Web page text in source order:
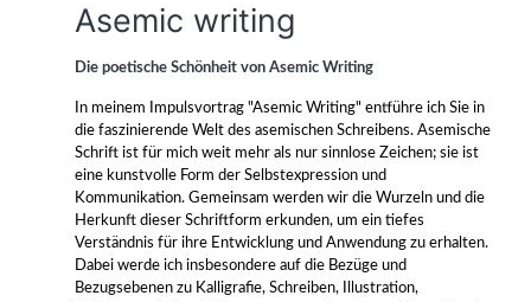
Asemic writing
Die poetische Schönheit von Asemic Writing
In meinem Impulsvortrag "Asemic Writing" entführe ich Sie in
die faszinierende Welt des asemischen Schreibens. Asemische
Schrift ist für mich weit mehr als nur sinnlose Zeichen; sie ist
eine kunstvolle Form der Selbstexpression und
Kommunikation. Gemeinsam werden wir die Wurzeln und die
Herkunft dieser Schriftform erkunden, um ein tiefes
Verständnis für ihre Entwicklung und Anwendung zu erhalten.
Dabei werde ich insbesondere auf die Bezüge und
Bezugsebenen zu Kalligrafie, Schreiben, Illustration,